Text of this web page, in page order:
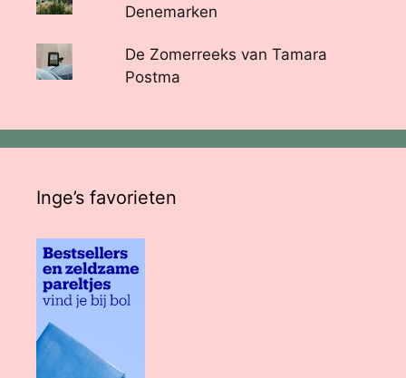
Denemarken
De Zomerreeks van Tamara
Postma
Inge’s favorieten